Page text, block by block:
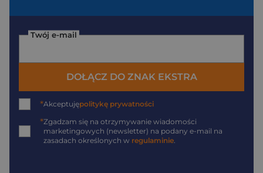
Twój e-mail
DOŁĄCZ DO ZNAK EKSTRA
*Akceptujępolitykę prywatności
*Zgadzam się na otrzymywanie wiadomości
marketingowych (newsletter) na podany e-mail na
zasadach określonych w regulaminie.